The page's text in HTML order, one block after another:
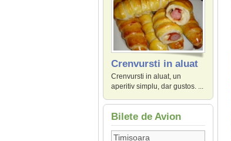
Crenvursti in aluat
Crenvursti in aluat, un
aperitiv simplu, dar gustos. ...
Bilete de Avion